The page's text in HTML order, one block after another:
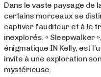
Dans le vaste paysage de
certains morceaux se
captiver l’auditeur et à le
inexplorés. « Sleepwalker
énigmatique IN Kelly, est
invite à une exploration
mystérieuse.